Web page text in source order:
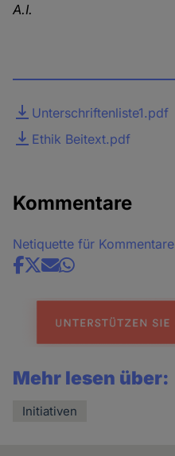
A.I.
DateiUnterschriftenliste1.pdf
Ethik Beitext.pdf
Kommentare
Netiquette für Kommentare
Share
news
Mehr lesen über:
Initiativen